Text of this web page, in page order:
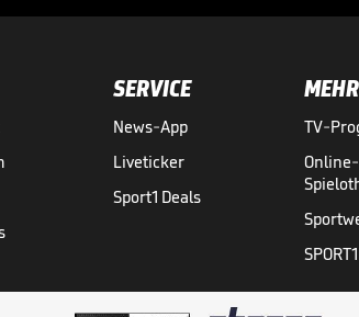
SERVICE
News-App
Liveticker
Sport1 Deals
MEHR
TV-